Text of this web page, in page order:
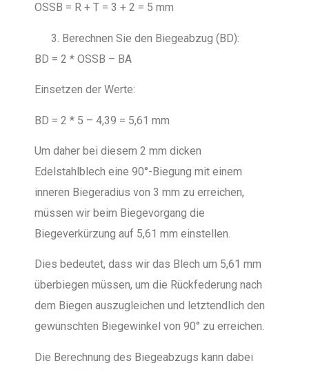
OSSB = R + T = 3 + 2 = 5 mm
Berechnen Sie den Biegeabzug (BD):
BD = 2 * OSSB – BA
Einsetzen der Werte:
BD = 2 * 5 – 4,39 = 5,61 mm
Um daher bei diesem 2 mm dicken
Edelstahlblech eine 90°-Biegung mit einem
inneren Biegeradius von 3 mm zu erreichen,
müssen wir beim Biegevorgang die
Biegeverkürzung auf 5,61 mm einstellen.
Dies bedeutet, dass wir das Blech um 5,61 mm
überbiegen müssen, um die Rückfederung nach
dem Biegen auszugleichen und letztendlich den
gewünschten Biegewinkel von 90° zu erreichen.
Die Berechnung des Biegeabzugs kann dabei